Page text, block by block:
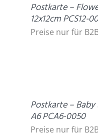
Postkarte –
12x12cm PCS12-
Preise nur für
Postkarte – Baby
A6 PCA6-0050
Preise nur für